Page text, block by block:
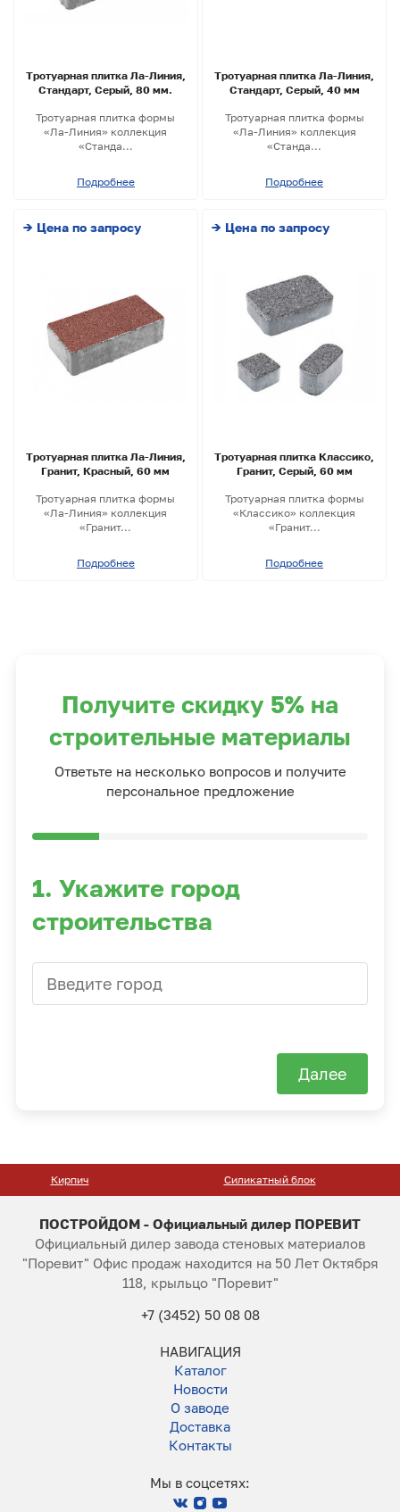
Тротуарная плитка Ла-Линия,
Стандарт, Серый, 80 мм.
Тротуарная плитка формы
«Ла-Линия» коллекция
«Станда...
Подробнее
Тротуарная плитка Ла-Линия,
Стандарт, Серый, 40 мм
Тротуарная плитка формы
«Ла-Линия» коллекция
«Станда...
Подробнее
→ Цена по запросу
Тротуарная плитка Ла-Линия,
Гранит, Красный, 60 мм
Тротуарная плитка формы
«Ла-Линия» коллекция
«Гранит...
Подробнее
→ Цена по запросу
Тротуарная плитка Классико,
Гранит, Серый, 60 мм
Тротуарная плитка формы
«Классико» коллекция
«Гранит...
Подробнее
Получите скидку 5% на
строительные материалы
Ответьте на несколько вопросов и получите
персональное предложение
1. Укажите город
строительства
Далее
Силикатный блок Тротуарная плитка
ПОСТРОЙДОМ - Официальный дилер ПОРЕВИТ
Официальный дилер завода стеновых материалов
"Поревит" Офис продаж находится на 50 Лет Октября
118, крыльцо "Поревит"
+7 (3452) 50 08 08
НАВИГАЦИЯ
Каталог
Новости
О заводе
Доставка
Контакты
Мы в соцсетях: